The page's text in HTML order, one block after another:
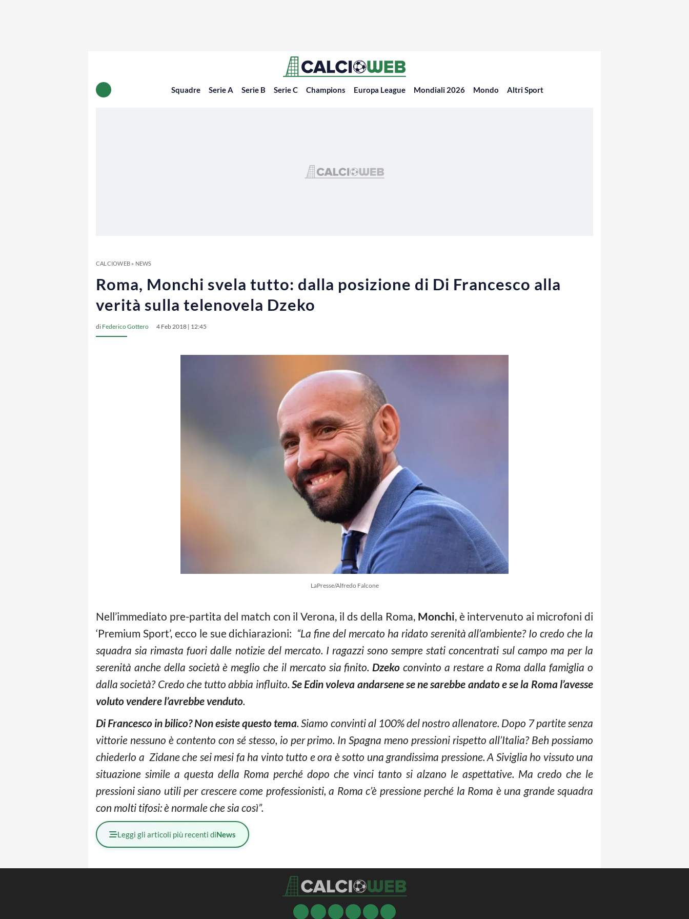
Squadre Serie A Serie B Serie C Champions Europa League Mondiali 2026 Mondo Altri Sport
CALCIOWEB» NEWS
Roma, Monchi svela tutto: dalla posizione di Di Francesco alla
verità sulla telenovela Dzeko
di Federico Gottero 4 Feb 2018 | 12:45
LaPresse/Alfredo Falcone
Nell’immediato pre-partita del match con il Verona, il ds della Roma, Monchi, è intervenuto ai microfoni di
‘Premium Sport’, ecco le sue dichiarazioni: “La fine del mercato ha ridato serenità all’ambiente? Io credo che la
squadra sia rimasta fuori dalle notizie del mercato. I ragazzi sono sempre stati concentrati sul campo ma per la
serenità anche della società è meglio che il mercato sia finito. Dzeko convinto a restare a Roma dalla famiglia o
dalla società? Credo che tutto abbia influito. Se Edin voleva andarsene se ne sarebbe andato e se la Roma l’avesse
voluto vendere l’avrebbe venduto.
Di Francesco in bilico? Non esiste questo tema. Siamo convinti al 100% del nostro allenatore. Dopo 7 partite senza
vittorie nessuno è contento con sé stesso, io per primo. In Spagna meno pressioni rispetto all’Italia? Beh possiamo
chiederlo a Zidane che sei mesi fa ha vinto tutto e ora è sotto una grandissima pressione. A Siviglia ho vissuto una
situazione simile a questa della Roma perché dopo che vinci tanto si alzano le aspettative. Ma credo che le
pressioni siano utili per crescere come professionisti, a Roma c’è pressione perché la Roma è una grande squadra
con molti tifosi: è normale che sia così”.
Leggi gli articoli più recenti diNews